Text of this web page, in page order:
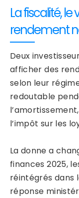
La fiscalité,
rendement
Deux
afficher des
selon leur
redoutable
l’impôt sur les
La donne a
finances 2025,
réintégrés dans
réponse